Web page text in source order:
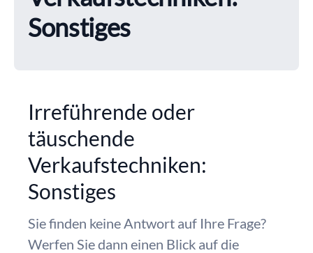
Sonstiges
Irreführende oder
täuschende
Verkaufstechniken:
Sonstiges
Sie finden keine Antwort auf Ihre Frage?
Werfen Sie dann einen Blick auf die